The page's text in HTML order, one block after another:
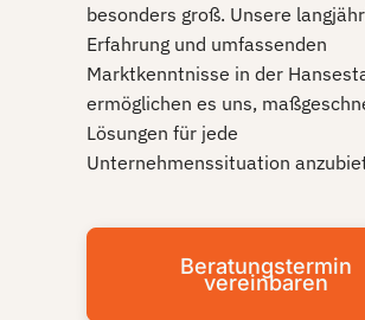
besonders groß. Unsere
Erfahrung und umfassenden
Marktkenntnisse in der
ermöglichen es uns,
Lösungen für jede
Unternehmenssituation
Beratungstermin
vereinbaren